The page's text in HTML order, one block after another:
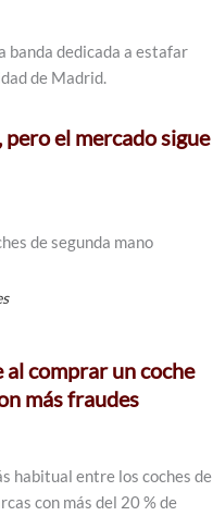
banda dedicada a estafar
de Madrid.
pero el mercado sigue
de segunda mano
al comprar un coche
más fraudes
habitual entre los coches de
con más del 20 % de